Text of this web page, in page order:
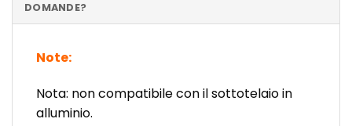
DOMANDE?
Note:
Nota: non compatibile con il sottotelaio in
alluminio.